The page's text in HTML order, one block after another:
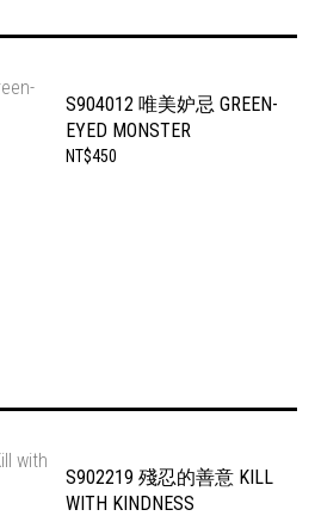
S904012 唯美妒忌 GREEN-
EYED MONSTER
NT$450
S902219 殘忍的善意 KILL
WITH KINDNESS